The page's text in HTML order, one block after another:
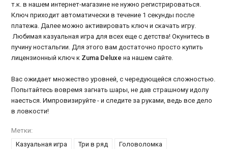
т.к. в нашем интернет-магазине не нужно регистрироваться.
Ключ приходит автоматически в течение 1 секунды после
платежа. Далее можно активировать ключ и скачать игру.
Любимая казуальная игра для всех еще с детства! Окунитесь в
пучину ностальгии. Для этого вам достаточно просто купить
лицензионный ключ к Zuma Deluxeна нашем сайте.
Вас ожидает множество уровней, с чередующейся сложностью.
Попытайтесь вовремя загнать шары, не дав страшному идолу
наесться. Импровизируйте - и следите за руками, ведь все дело
в ловкости!
Метки:
Казуальная игра
Три в ряд Головоломка